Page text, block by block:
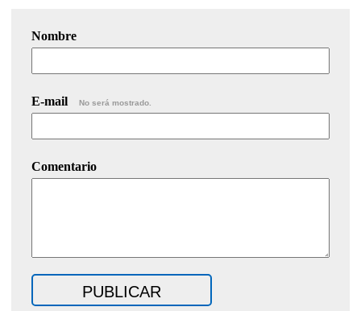
Nombre
E-mail No será mostrado.
Comentario